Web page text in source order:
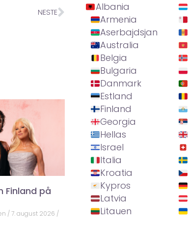
NESTE
Finland på
7. august 2026
Albania
Armenia
Aserbajdsjan
Australia
Belgia
Bulgaria
Danmark
Estland
Finland
Georgia
Hellas
Israel
Italia
Kroatia
Kypros
Latvia
Litauen